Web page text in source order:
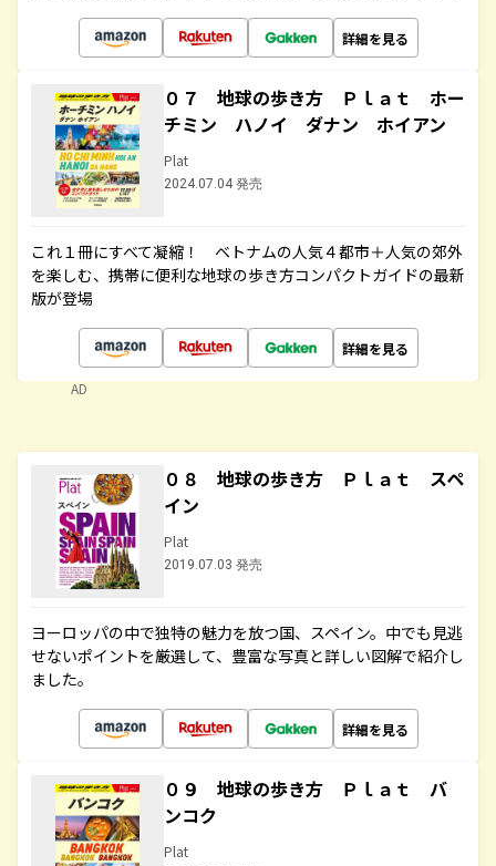
詳細を見る
０７ 地球の歩き方 Ｐｌａｔ ホー
チミン ハノイ ダナン ホイアン
Plat
2024.07.04 発売
これ１冊にすべて凝縮！ ベトナムの人気４都市＋人気の郊外
を楽しむ、携帯に便利な地球の歩き方コンパクトガイドの最新
版が登場
詳細を見る
AD
０８ 地球の歩き方 Ｐｌａｔ スペ
イン
Plat
2019.07.03 発売
ヨーロッパの中で独特の魅力を放つ国、スペイン。中でも見逃
せないポイントを厳選して、豊富な写真と詳しい図解で紹介し
ました。
詳細を見る
０９ 地球の歩き方 Ｐｌａｔ バ
ンコク
Plat